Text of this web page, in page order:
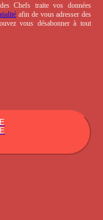
Chefs traite vos données
afin de vous adresser des
vous désabonner à tout